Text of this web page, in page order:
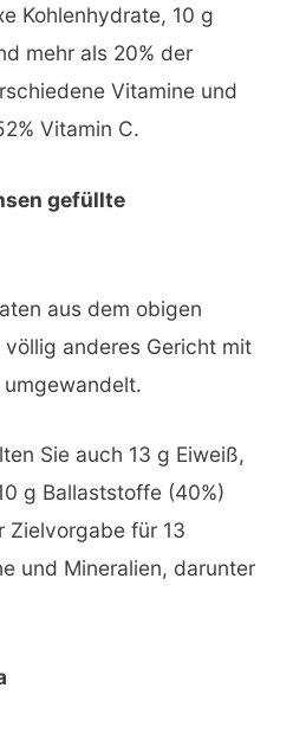
Kohlenhydrate, 10 g
mehr als 20% der
Vitamine und
Vitamin C.
gefüllte
aus dem obigen
anderes Gericht mit
umgewandelt.
Sie auch 13 g Eiweiß,
g Ballaststoffe (40%)
Zielvorgabe für 13
und Mineralien, darunter